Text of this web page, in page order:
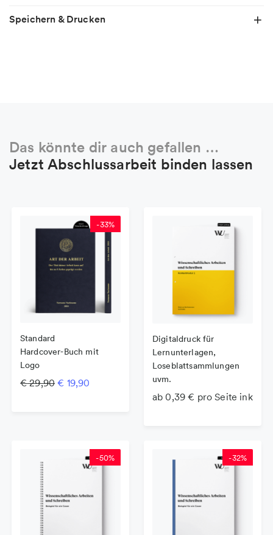
Speichern & Drucken
Das könnte dir auch gefallen …
Jetzt Abschlussarbeit binden lassen
-33%
Standard
Hardcover-Buch mit
Logo
€29,90Ursprünglicher Preis war: € 29,90
€ 19,90 Aktueller Preis ist: € 19,90.
Digitaldruck für
Lernunterlagen,
Loseblattsammlungen
uvm.
ab 0,39 € pro Seite inkl.
-50% -32%